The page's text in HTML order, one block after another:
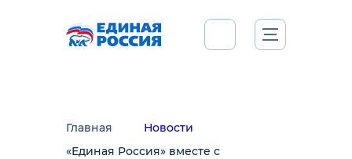
Главная
Новости
«Единая Россия» вместе с